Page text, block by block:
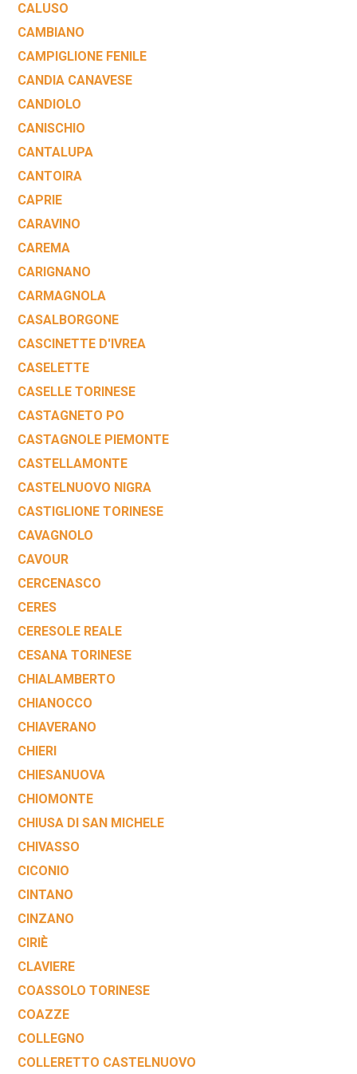
CALUSO
CAMBIANO
CAMPIGLIONE FENILE
CANDIA CANAVESE
CANDIOLO
CANISCHIO
CANTALUPA
CANTOIRA
CAPRIE
CARAVINO
CAREMA
CARIGNANO
CARMAGNOLA
CASALBORGONE
CASCINETTE D'IVREA
CASELETTE
CASELLE TORINESE
CASTAGNETO PO
CASTAGNOLE PIEMONTE
CASTELLAMONTE
CASTELNUOVO NIGRA
CASTIGLIONE TORINESE
CAVAGNOLO
CAVOUR
CERCENASCO
CERES
CERESOLE REALE
CESANA TORINESE
CHIALAMBERTO
CHIANOCCO
CHIAVERANO
CHIERI
CHIESANUOVA
CHIOMONTE
CHIUSA DI SAN MICHELE
CHIVASSO
CICONIO
CINTANO
CINZANO
CIRIÈ
CLAVIERE
COASSOLO TORINESE
COAZZE
COLLEGNO
COLLERETTO CASTELNUOVO